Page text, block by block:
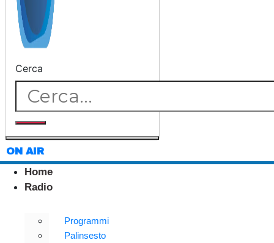
Cerca
ON AIR
Home
Radio
Programmi
Palinsesto